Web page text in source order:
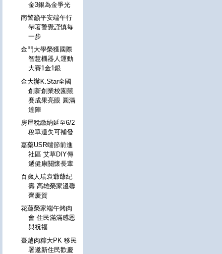
金3銀為金爭光
南警籲平安端午行
帶著警覺謹慎每
一步
金門大學榮獲國際
智慧機器人運動
大賽1金1銀
金大辦K.Star全國
創新創業校園競
賽成果亮眼 圓滿
達陣
房屋稅繳納延至6/2
稅單遺失可補發
嘉藥USR端節前進
社區 艾草DIY傳
遞健康關懷長輩
百歲人瑞袁爺爺紀
壽 高雄榮家溫馨
齊慶賀
花蓮榮家端午烤肉
會 住民滿滿感恩
與祝福
臺越肉粽大PK 移民
署邀新住民歡慶